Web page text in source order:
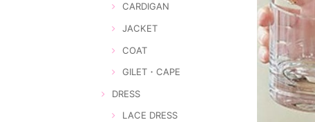
CARDIGAN
JACKET
COAT
GILET・CAPE
DRESS
LACE DRESS